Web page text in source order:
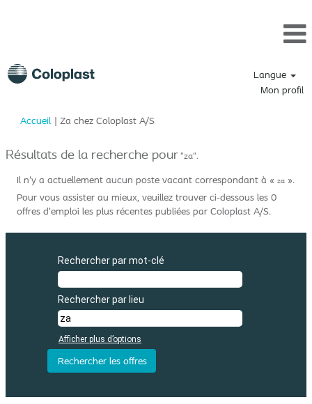
Langue
Mon profil
Accueil | Za chez Coloplast A/S(page
Résultats de la recherche pour"za".
Il n’y a actuellement aucun poste vacant correspondant à « za ».
Pour vous assister au mieux, veuillez trouver ci-dessous les 0
offres d’emploi les plus récentes publiées par Coloplast A/S.
Rechercher par mot-clé
Rechercher par lieu
Afficher plus d’options